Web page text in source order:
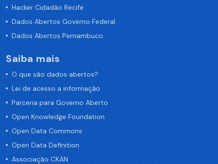
Hacker Cidadão Recife
Dados Abertos Governo Federal
Dados Abertos Pernambuco
Saiba mais
O que são dados abertos?
Lei de acesso a informação
Parceria para Governo Aberto
Open Knowledge Foundation
Open Data Commons
Open Data Definition
Associação CKAN